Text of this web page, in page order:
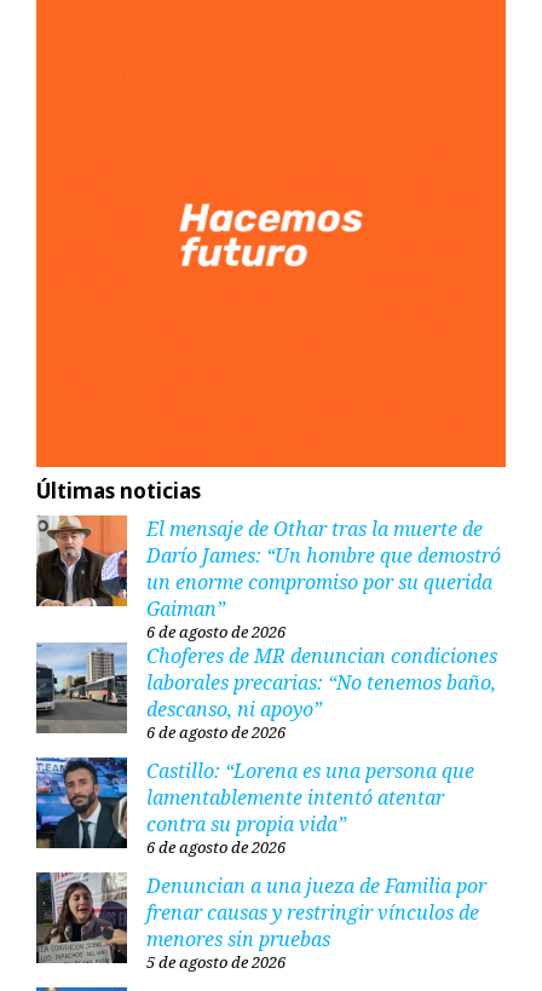
Últimas noticias
El mensaje de Othar tras la muerte de
Darío James: “Un hombre que demostró
un enorme compromiso por su querida
Gaiman”
6 de agosto de 2026
Choferes de MR denuncian condiciones
laborales precarias: “No tenemos baño,
descanso, ni apoyo”
6 de agosto de 2026
Castillo: “Lorena es una persona que
lamentablemente intentó atentar
contra su propia vida”
6 de agosto de 2026
Denuncian a una jueza de Familia por
frenar causas y restringir vínculos de
menores sin pruebas
5 de agosto de 2026